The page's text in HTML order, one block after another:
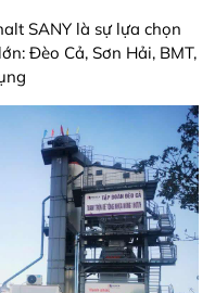
SANY là sự lựa chọn
Đèo Cả, Sơn Hải, BMT,